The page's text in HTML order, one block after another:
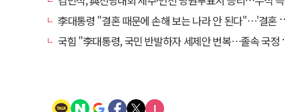
李대통령 "결혼 때문에 손해 보는 나라 안 된다"…'결혼 페널티' 22개 손본다
국힘 "李대통령, 국민 반발하자 세제안 번복…졸속 국정 즉각 중단"